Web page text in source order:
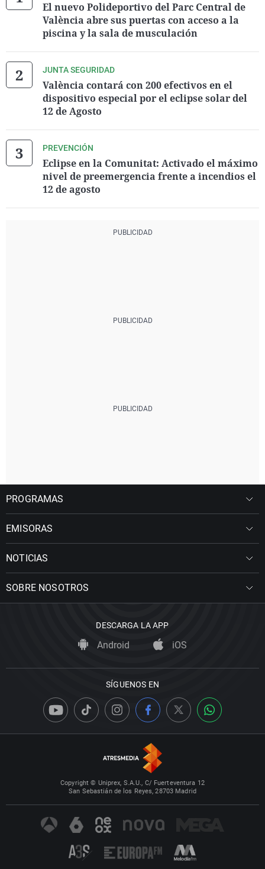
El nuevo Polideportivo del Parc Central de
València abre sus puertas con acceso a la
piscina y la sala de musculación
JUNTA SEGURIDAD
València contará con 200 efectivos en el
dispositivo especial por el eclipse solar del
12 de Agosto
PREVENCIÓN
Eclipse en la Comunitat: Activado el máximo
nivel de preemergencia frente a incendios el
12 de agosto
PROGRAMAS
EMISORAS
NOTICIAS
SOBRE NOSOTROS
DESCARGA LA APP
Android iOS
SÍGUENOS EN
Copyright © Uniprex, S.A.U., C/ Fuerteventura 12
San Sebastián de los Reyes, 28703 Madrid